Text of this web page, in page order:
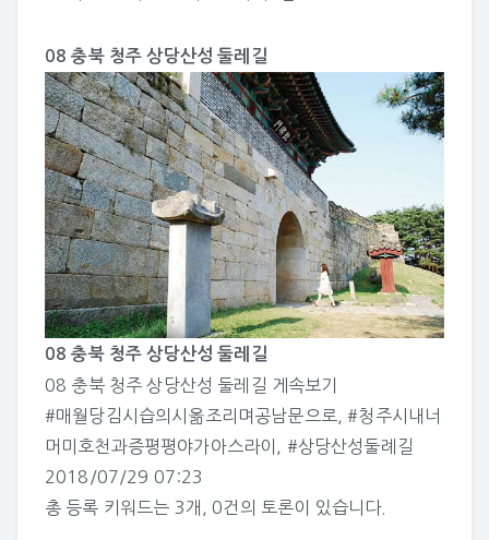
08 충북 청주 상당산성 둘레길
08 충북 청주 상당산성 둘레길
08 충북 청주 상당산성 둘레길 게속보기
#매월당김시습의시옮조리며공남문으로
#청주시내너
머미호천과증평평야가아스라이
#상당산성둘례길
2018/07/29 07:23
총 등록 키워드는 3개, 0건의 토론이 있습니다.